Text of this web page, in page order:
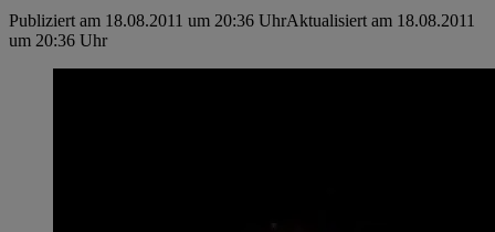
Publiziert am 18.08.2011 um 20:36 UhrAktualisiert am 18.08.2011
um 20:36 Uhr